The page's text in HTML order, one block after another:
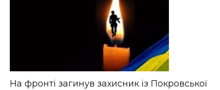
На фронті загинув захисник із Покровської